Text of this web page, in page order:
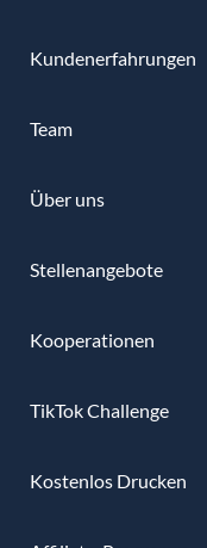
Kundenerfahrungen
Team
Über uns
Stellenangebote
Kooperationen
TikTok Challenge
Kostenlos Drucken